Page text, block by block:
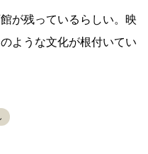
が残っているらしい。映
ような文化が根付いてい